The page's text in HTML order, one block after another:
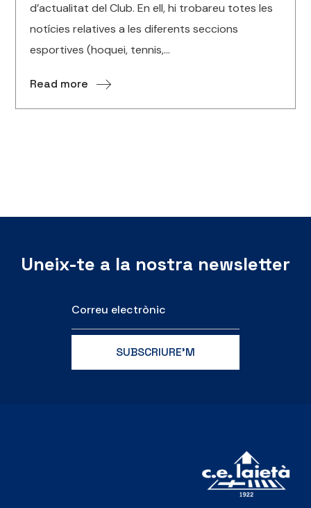
d’actualitat del Club. En ell, hi trobareu totes les
notícies relatives a les diferents seccions
esportives (hoquei, tennis,...
Read more
Uneix-te a la nostra newsletter